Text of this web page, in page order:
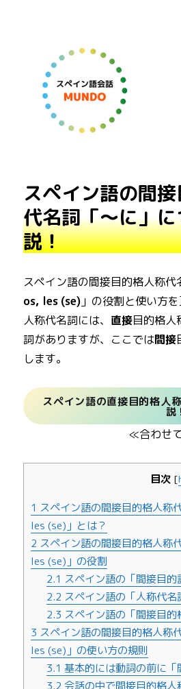
スペイン語の間
代名詞「～に」
説！
スペイン語の間接目的格人称代
os, les (se) 」の役割と使い方
人称代名詞には、 直接目的格人
詞がありますが、ここでは間接
します。
スペイン語の直接目的格人
説
≪合わせ
目次 [
1 スペイン語の間接目的格人称
les (se)」とは？
2 スペイン語の間接目的格人称
les (se)」の役割
2.1 スペイン語の「間接目的
2.2 スペイン語の「人称代名
2.3 スペイン語の「間接目
3 スペイン語の間接目的格人称
les (se)」の使い方の規則
3.1 基本的には動詞の前に
3.2 会話の中で間接目的格